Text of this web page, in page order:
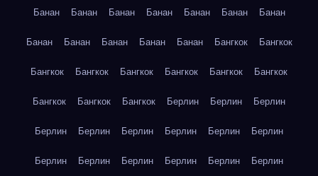
Банан Банан Банан Банан Банан Банан Банан
Банан Банан Банан Банан Банан Бангкок Бангкок
Бангкок Бангкок Бангкок Бангкок Бангкок Бангкок
Бангкок Бангкок Бангкок Берлин Берлин Берлин
Берлин Берлин Берлин Берлин Берлин Берлин
Берлин Берлин Берлин Берлин Берлин Берлин